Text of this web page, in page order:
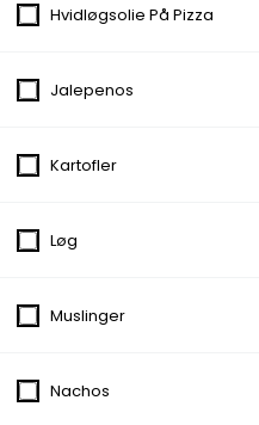
Tomatsauce, Ost, Skinke
Tomatsauce, Ost, Skinke, Ananas
Tomatsauce, Ost, Skinke, Rejer
fra
Hvidløgsolie På Pizza
Jalepenos
Kartofler
Løg
Muslinger
Nachos